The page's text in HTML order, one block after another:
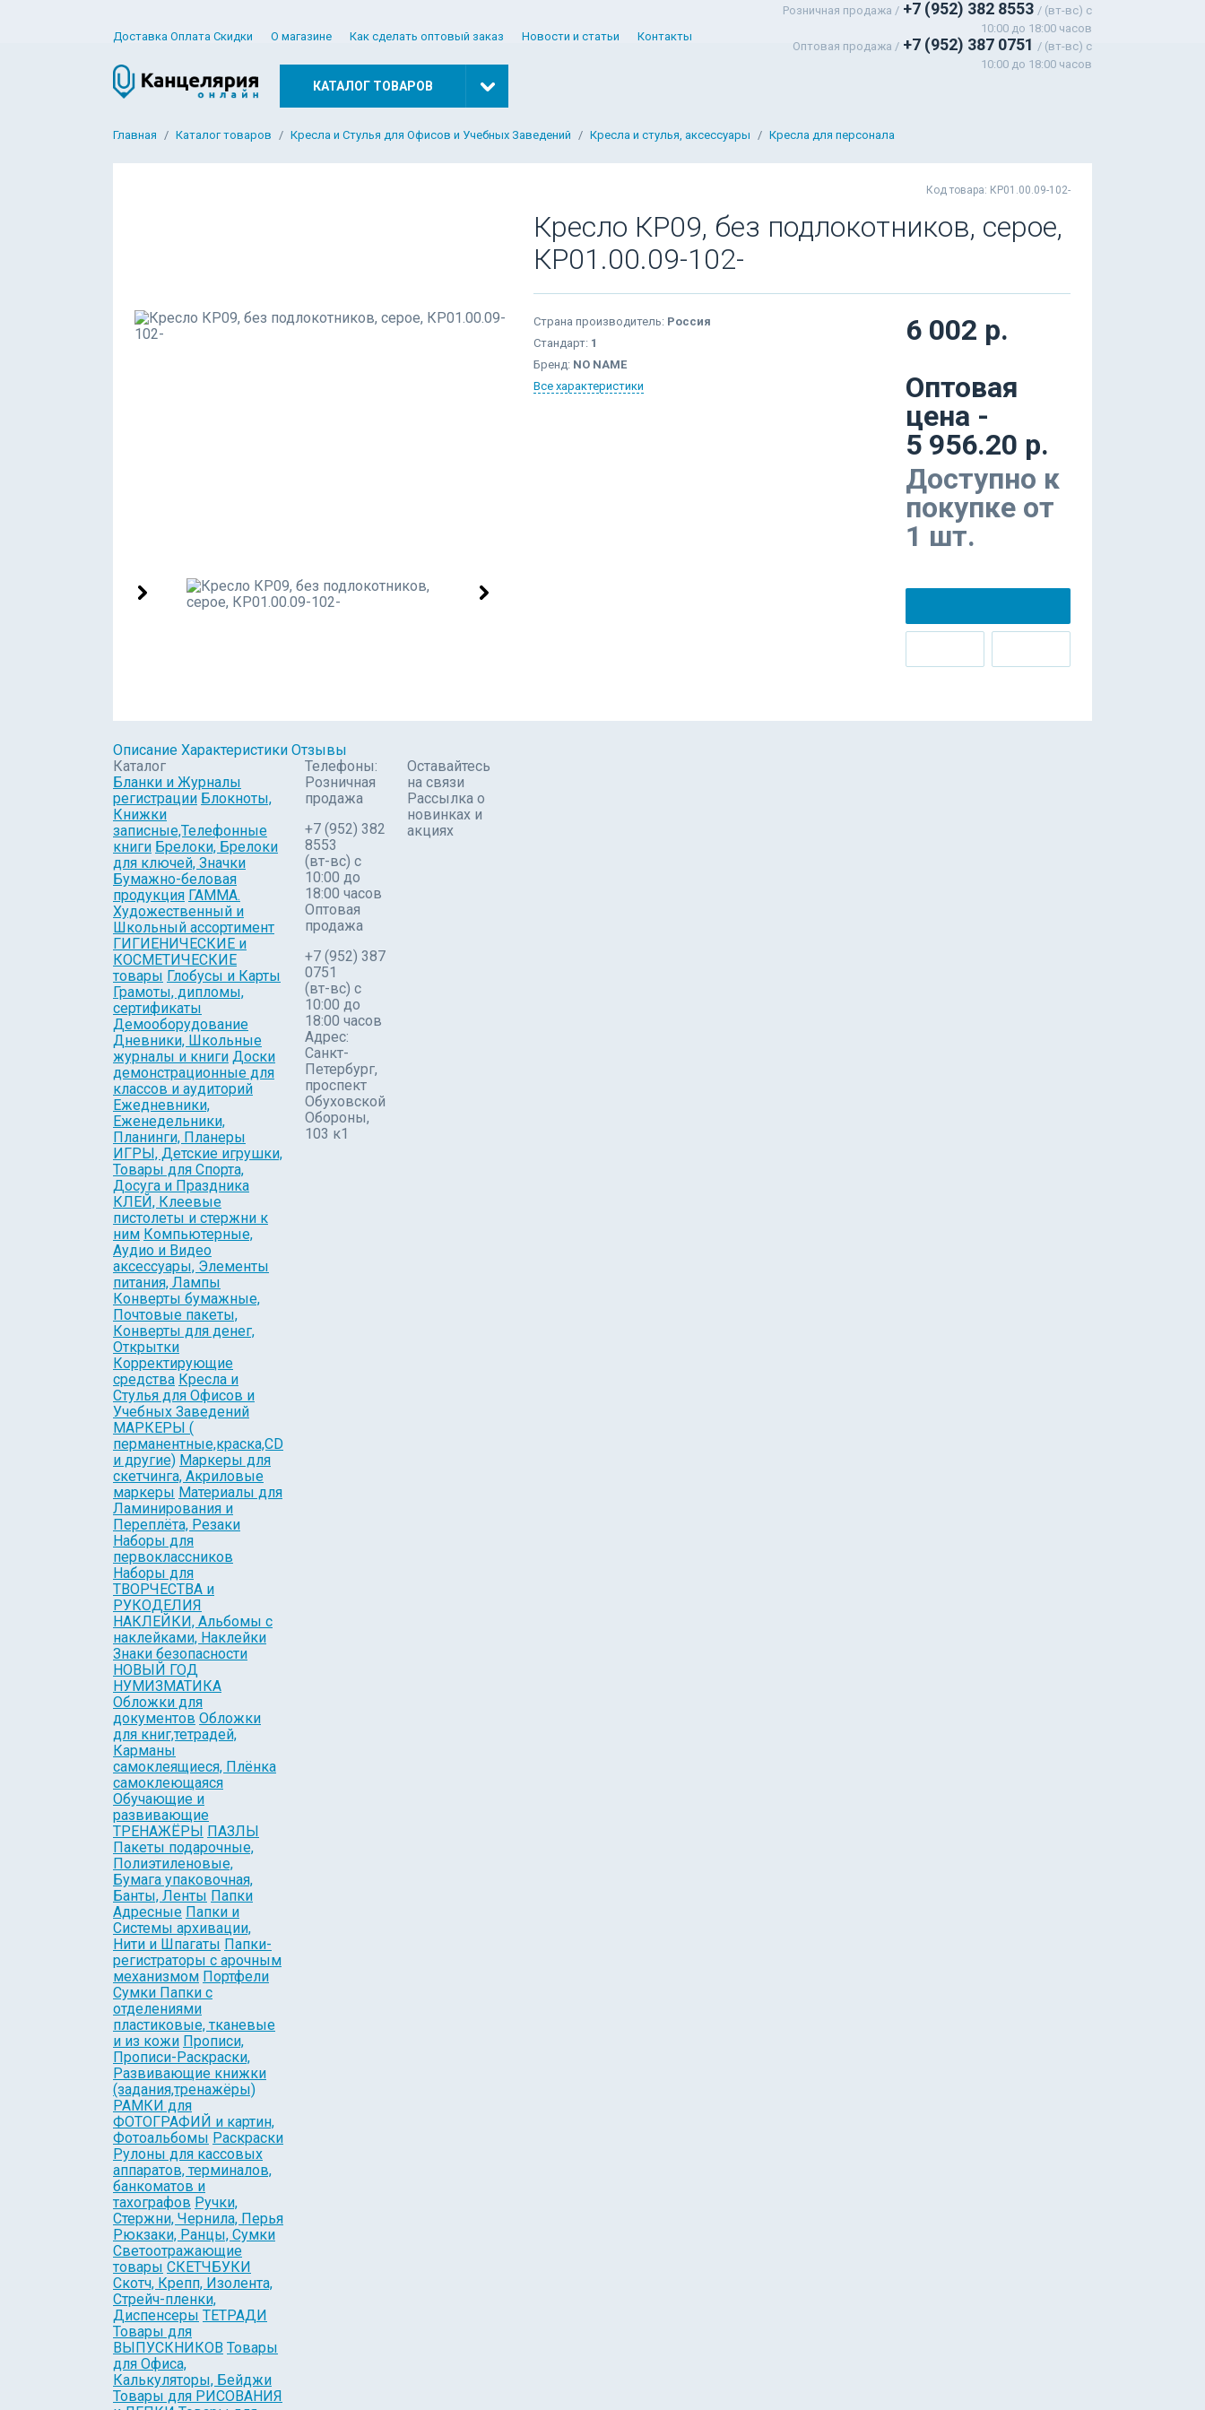
Доставка Оплата Скидки О магазине Как сделать оптовый заказ Новости и статьи Контакты
Розничная продажа / +7 (952) 382 8553 / (вт-вс) c
10:00 до 18:00 часов
Оптовая продажа / +7 (952) 387 0751 / (вт-вс) с
10:00 до 18:00 часов
КАТАЛОГ ТОВАРОВ
Главная Каталог товаров Кресла и Стулья для Офисов и Учебных Заведений Кресла и стулья, аксессуары Кресла для персонала
Код товара: КР01.00.09-102-
Кресло КР09, без подлокотников, серое,
КР01.00.09-102-
Страна производитель: Россия
Стандарт: 1
Бренд: NO NAME
Все характеристики
6 002 р.
Оптовая
цена -
5 956.20 р.
Доступно к
покупке от
1 шт.
Описание Характеристики Отзывы
Каталог
Бланки и Журналы
регистрации Блокноты,
Книжки
записные,Телефонные
книги Брелоки, Брелоки
для ключей, Значки
Бумажно-беловая
продукция ГАММА.
Художественный и
Школьный ассортимент
ГИГИЕНИЧЕСКИЕ и
КОСМЕТИЧЕСКИЕ
товары Глобусы и Карты
Грамоты, дипломы,
сертификаты
Демооборудование
Дневники, Школьные
журналы и книги Доски
демонстрационные для
классов и аудиторий
Ежедневники,
Еженедельники,
Планинги, Планеры
ИГРЫ, Детские игрушки,
Товары для Спорта,
Досуга и Праздника
КЛЕЙ, Клеевые
пистолеты и стержни к
ним Компьютерные,
Аудио и Видео
аксессуары, Элементы
питания, Лампы
Конверты бумажные,
Почтовые пакеты,
Конверты для денег,
Открытки
Корректирующие
средства Кресла и
Стулья для Офисов и
Учебных Заведений
МАРКЕРЫ (
перманентные,краска,CD
и другие) Маркеры для
скетчинга, Акриловые
маркеры Материалы для
Ламинирования и
Переплёта, Резаки
Наборы для
первоклассников
Наборы для
ТВОРЧЕСТВА и
РУКОДЕЛИЯ
НАКЛЕЙКИ, Альбомы с
наклейками, Наклейки
Знаки безопасности
НОВЫЙ ГОД
НУМИЗМАТИКА
Обложки для
документов Обложки
для книг,тетрадей,
Карманы
самоклеящиеся, Плёнка
самоклеющаяся
Обучающие и
развивающие
ТРЕНАЖЁРЫ ПАЗЛЫ
Пакеты подарочные,
Полиэтиленовые,
Бумага упаковочная,
Банты, Ленты Папки
Адресные Папки и
Системы архивации,
Нити и Шпагаты Папки-
регистраторы с арочным
механизмом Портфели
Сумки Папки с
отделениями
пластиковые, тканевые
и из кожи Прописи,
Прописи-Раскраски,
Развивающие книжки
(задания,тренажёры)
РАМКИ для
ФОТОГРАФИЙ и картин,
Фотоальбомы Раскраски
Рулоны для кассовых
аппаратов, терминалов,
банкоматов и
тахографов Ручки,
Стержни, Чернила, Перья
Рюкзаки, Ранцы, Сумки
Светоотражающие
товары СКЕТЧБУКИ
Скотч, Крепп, Изолента,
Стрейч-пленки,
Диспенсеры ТЕТРАДИ
Товары для
ВЫПУСКНИКОВ Товары
для Офиса,
Калькуляторы, Бейджи
Товары для РИСОВАНИЯ
Телефоны:
Розничная
продажа
+7 (952) 382
8553
(вт-вс) c
10:00 до
18:00 часов
Оптовая
продажа
+7 (952) 387
0751
(вт-вс) с
10:00 до
18:00 часов
Адрес:
Санкт-
Петербург,
проспект
Обуховской
Обороны,
103 к1
Оставайтесь
на связи
Рассылка о
новинках и
акциях